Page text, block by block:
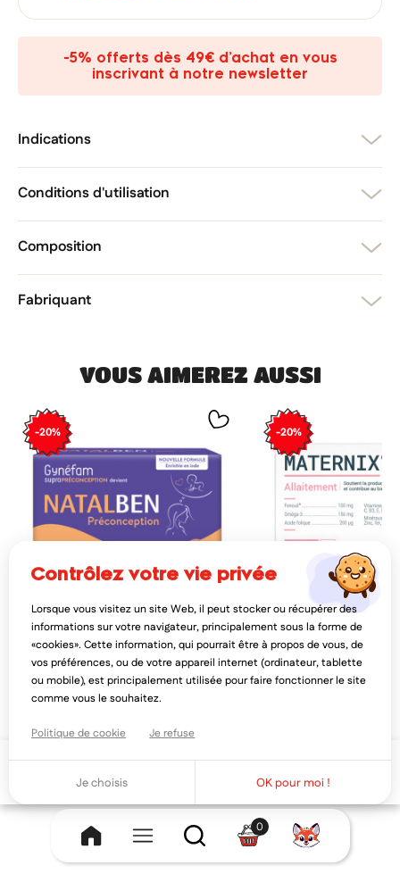
-5% offerts dès 49€ d’achat en vous
inscrivant à notre newsletter
Indications
Conditions d'utilisation
Composition
Fabriquant
VOUS AIMEREZ AUSSI
-20%
EFFIK
effik natalben préconception 60
capsules
17,94€
14,35€
AJOUTER AU PANIER
-20%
DENSMORE
densmore maternix a
capsules
11,27€
×
Créer une nouvelle liste
Nom de la liste d'envies
Vous devez être connecté pour ajouter des produits à votre
liste d'envies.
0
contrôlez votre vie privée
Lorsque vous visitez un site Web, il peut stocker ou récupérer des
informations sur votre navigateur, principalement sous la forme de
«cookies». Cette information, qui pourrait être à propos de vous, de
vos préférences, ou de votre appareil internet (ordinateur, tablette
ou mobile), est principalement utilisée pour faire fonctionner le site
comme vous le souhaitez.
Politique de cookie Je refuse
Je choisis OK pour moi !